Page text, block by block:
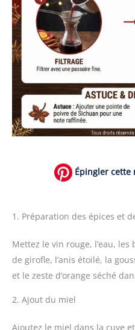
Épingler cette
1. Préparation des épices et
Mettez le vin rouge, l’eau,
de girofle, l’anis étoilé, la
et le zeste d’orange séché
2. Ajout du miel
Ajoutez le miel dans la cuve